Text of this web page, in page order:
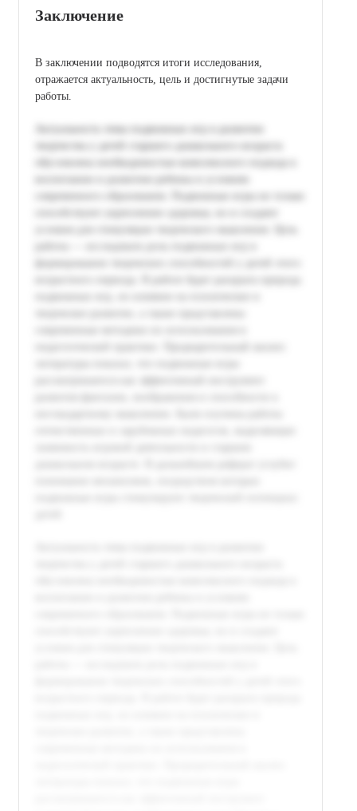
Заключение
В заключении подводятся итоги исследования,
отражается актуальность, цель и достигнутые задачи
работы.